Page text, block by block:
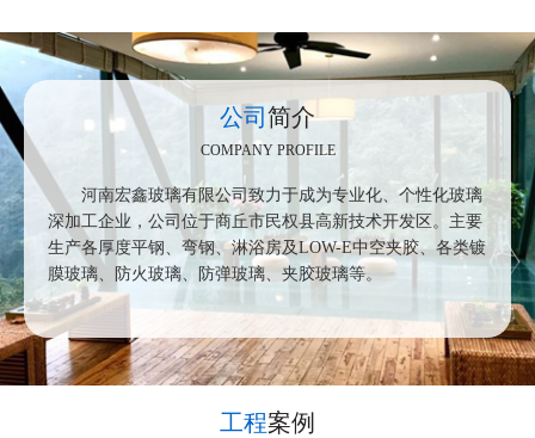
公司 简介
COMPANY PROFILE
河南宏鑫玻璃有限公司致力于成为专业化、个性化玻璃
深加工企业，公司位于商丘市民权县高新技术开发区。主要
生产各厚度平钢、弯钢、淋浴房及LOW-E中空夹胶、各类镀
膜玻璃、防火玻璃、防弹玻璃、夹胶玻璃等。
工程案例